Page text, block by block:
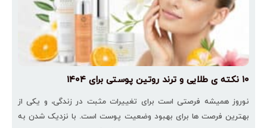
۱۰ نکته‌ ی طلایی و ترند روتین پوستی برای ۱۴۰۴
نوروز همیشه فرصتی است برای تغییرات مثبت در زندگی، و یکی از
بهترین فرصت‌ ها برای بهبود وضعیت پوست است. با نزدیک شدن به